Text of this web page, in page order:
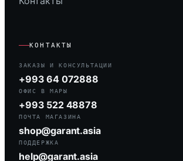
КОНТАКТЫ
ЗАКАЗЫ И КОНСУЛЬТАЦИИ
+993 64 072888
ОФИС В МАРЫ
+993 522 48878
ПОЧТА МАГАЗИНА
shop@garant.asia
ПОДДЕРЖКА
help@garant.asia